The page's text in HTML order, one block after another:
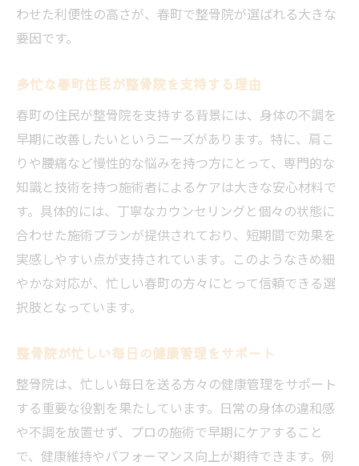
わせた利便性の高さが、春町で整骨院が選ばれる大きな
要因です。
多忙な春町住民が整骨院を支持する理由
春町の住民が整骨院を支持する背景には、身体の不調を
早期に改善したいというニーズがあります。特に、肩こ
りや腰痛など慢性的な悩みを持つ方にとって、専門的な
知識と技術を持つ施術者によるケアは大きな安心材料で
す。具体的には、丁寧なカウンセリングと個々の状態に
合わせた施術プランが提供されており、短期間で効果を
実感しやすい点が支持されています。このようなきめ細
やかな対応が、忙しい春町の方々にとって信頼できる選
択肢となっています。
整骨院が忙しい毎日の健康管理をサポート
整骨院は、忙しい毎日を送る方々の健康管理をサポート
する重要な役割を果たしています。日常の身体の違和感
や不調を放置せず、プロの施術で早期にケアすること
で、健康維持やパフォーマンス向上が期待できます。例